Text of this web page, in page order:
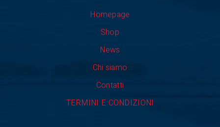
Homepage
Shop
News
Chi siamo
Contatti
TERMINI E CONDIZIONI